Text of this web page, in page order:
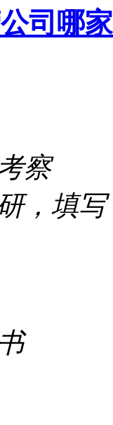
司哪
察
，填写